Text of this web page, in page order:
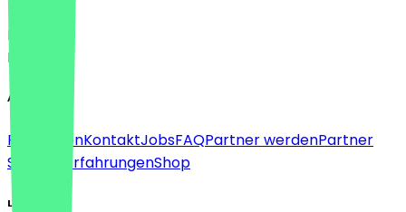
Deutsch
English
About
Für FirmenKontaktJobsFAQPartner werdenPartner
Support
ErfahrungenShop
Legal